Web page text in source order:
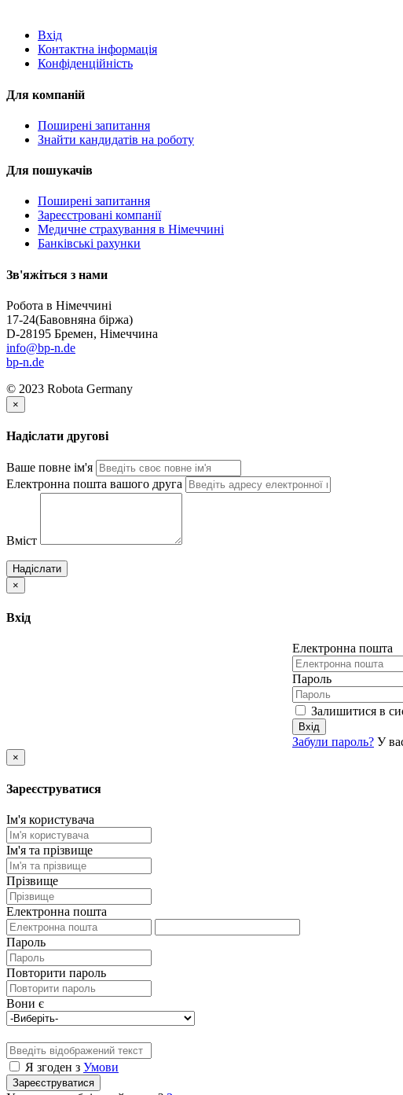
Вхід
Контактна інформація
Конфіденційність
Для компаній
Поширені запитання
Знайти кандидатів на роботу
Для пошукачів
Поширені запитання
Зареєстровані компанії
Медичне страхування в Німеччині
Банківські рахунки
Зв'яжіться з нами
Робота в Німеччині
17-24(Бавовняна біржа)
D-28195 Бремен, Німеччина
info@bp-n.de
bp-n.de
© 2023 Robota Germany
×
Надіслати другові
Ваше повне ім'я
Електронна пошта вашого друга
Вміст
Надіслати
×
Вхід
Електронна пошта
Пароль
Залишитися в
Вхід
Забули пароль? У
×
Зареєструватися
Ім'я користувача
Ім'я та прізвище
Прізвище
Електронна пошта
Пароль
Повторити пароль
Вони є
Я згоден з Умови
Зареєструватися